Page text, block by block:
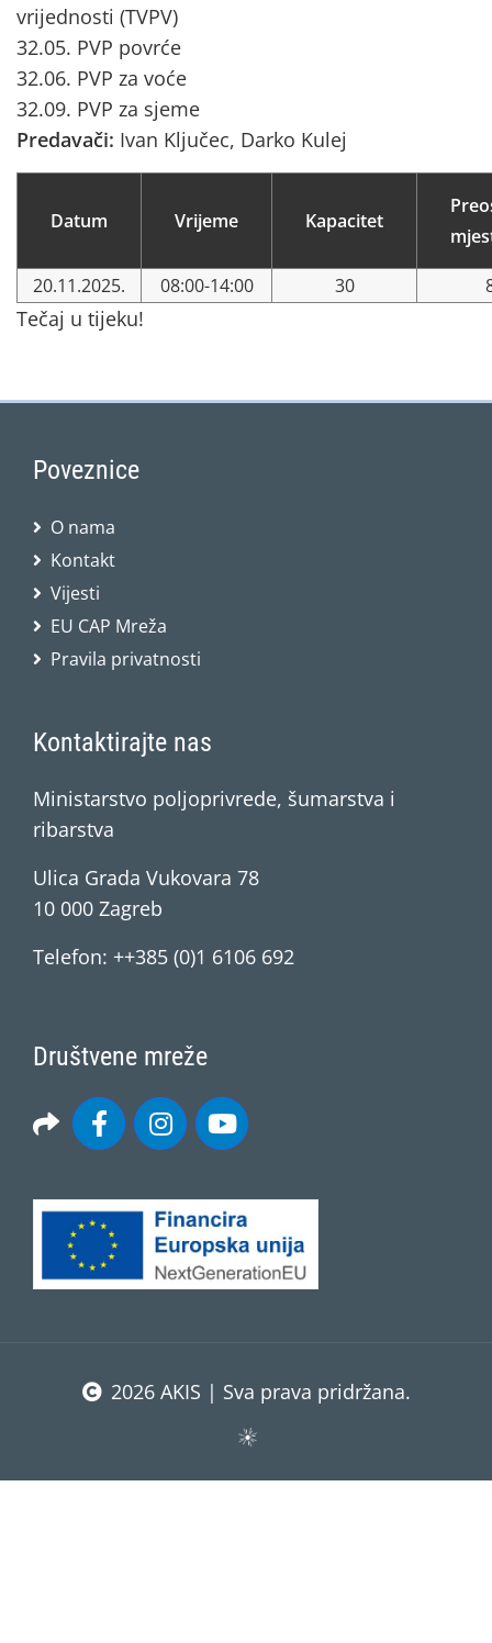
vrijednosti (TVPV)
32.05. PVP povrće
32.06. PVP za voće
32.09. PVP za sjeme
Predavači: Ivan Ključec, Darko Kulej
Datum Vrijeme Kapacitet
20.11.2025. 08:00-14:00 30
Tečaj u tijeku!
Poveznice
O nama
Kontakt
Vijesti
EU CAP Mreža
Pravila privatnosti
Kontaktirajte nas
Ministarstvo poljoprivrede, šumarstva i
ribarstva
Ulica Grada Vukovara 78
10 000 Zagreb
Telefon: ++385 (0)1 6106 692
Društvene mreže
2026 AKIS | Sva prava pridržana.